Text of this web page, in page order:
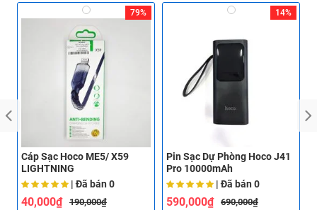
79%
Cáp Sạc Hoco ME5/ X59
LIGHTNING
| Đã bán 0
40,000₫ 190,000₫
14%
Pin Sạc Dự Phòng Hoco J41
Pro 10000mAh
| Đã bán 0
590,000₫ 690,000₫